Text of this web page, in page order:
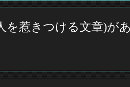
惹きつける文章)が